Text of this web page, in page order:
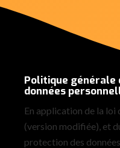
Politique générale
données
En application de la loi
(version modifiée), et
protection des